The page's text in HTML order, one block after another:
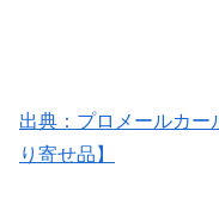
出典：プロメールカー
り寄せ品】